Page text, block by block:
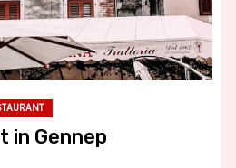
in Gennep